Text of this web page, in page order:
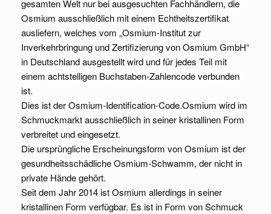
gesamten Welt nur bei ausgesuchten Fachhändlern, die
Osmium ausschließlich mit einem Echtheitszertifikat
ausliefern, welches vom „Osmium-Institut zur
Inverkehrbringung und Zertifizierung von Osmium GmbH“
in Deutschland ausgestellt wird und für jedes Teil mit
einem achtstelligen Buchstaben-Zahlencode verbunden
ist.
Dies ist der Osmium-Identification-Code.Osmium wird im
Schmuckmarkt ausschließlich in seiner kristallinen Form
verbreitet und eingesetzt.
Die ursprüngliche Erscheinungsform von Osmium ist der
gesundheitsschädliche Osmium-Schwamm, der nicht in
private Hände gehört.
Seit dem Jahr 2014 ist Osmium allerdings in seiner
kristallinen Form verfügbar. Es ist in Form von Schmuck